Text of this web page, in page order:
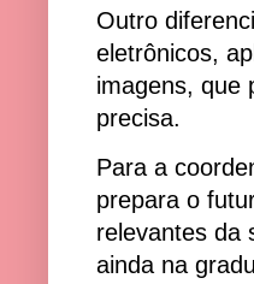
Outro
eletrônicos,
imagens, que
precisa.
Para a
prepara o
relevantes da
ainda na